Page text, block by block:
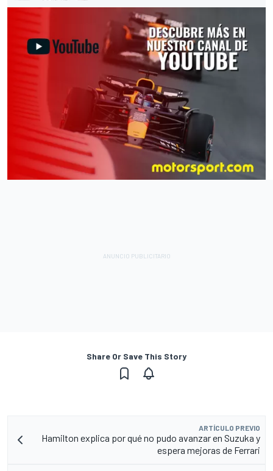
Share Or Save This Story
ARTÍCULO PREVIO
Hamilton explica por qué no pudo avanzar en Suzuka y
espera mejoras de Ferrari